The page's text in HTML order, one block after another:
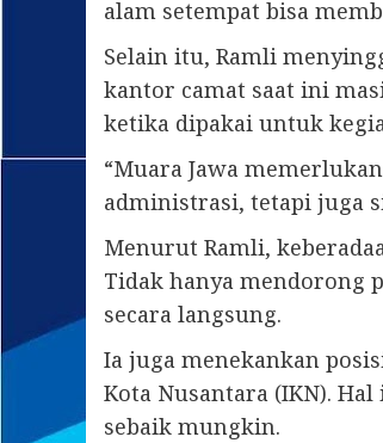
alam setempat bisa
Selain itu, Ramli
kantor camat saat ini
ketika dipakai untuk
“Muara Jawa
administrasi, tetapi juga
Menurut Ramli,
Tidak hanya mendorong
secara langsung.
Ia juga menekankan
Kota Nusantara (IKN).
sebaik mungkin.